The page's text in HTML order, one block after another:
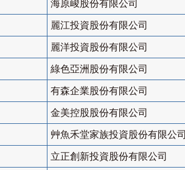
海原峻股份有限公司
麗江投資股份有限公司
麗洋投資股份有限公司
綠色亞洲股份有限公司
有森企業股份有限公司
金美控股股份有限公司
艸魚禾堂家族投資股份有限公司
立正創新投資股份有限公司